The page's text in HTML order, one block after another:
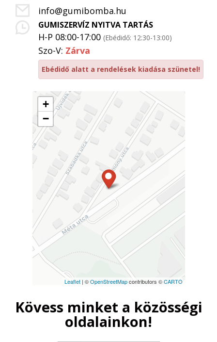
+
−
Leaflet| ©OpenStreetMapcontributors ©CARTO
info@gumibomba.hu
GUMISZERVÍZ NYITVA TARTÁS
H-P 08:00-17:00 (Ebédidő: 12:30-13:00)
Szo-V: Zárva
Ebédidő alatt a rendelések kiadása szünetel!
Kövess minket a közösségi
oldalainkon!